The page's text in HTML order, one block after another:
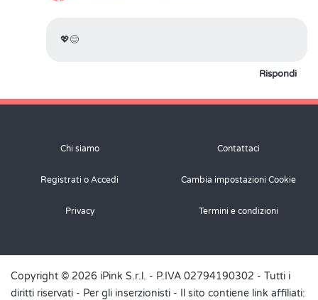
💖😊
Rispondi
Chi siamo Contattaci
Registrati o Accedi Cambia impostazioni Cookie
Privacy Termini e condizioni
Copyright © 2026 iPink S.r.l. - P.IVA 02794190302 - Tutti i
diritti riservati - Per gli inserzionisti - Il sito contiene link affiliati: